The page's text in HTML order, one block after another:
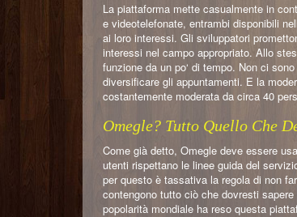
La piattaforma mette casualmente in
e videotelefonate, entrambi disponibili
ai loro interessi. Gli sviluppatori
interessi nel campo appropriato. Allo
funzione da un po‘ di tempo. Non ci
diversificare gli appuntamenti. E la
costantemente moderata da circa 40
Omegle? Tutto Quello Che
Come già detto, Omegle deve essere
utenti rispettano le linee guida del
per questo è tassativa la regola di non
contengono tutto ciò che dovresti
popolarità mondiale ha reso questa